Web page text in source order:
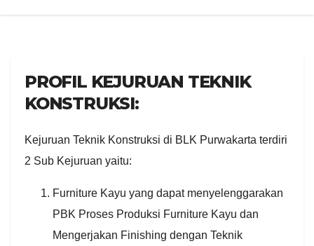
PROFIL KEJURUAN TEKNIK
KONSTRUKSI:
Kejuruan Teknik Konstruksi di BLK Purwakarta terdiri
2 Sub Kejuruan yaitu:
Furniture Kayu yang dapat menyelenggarakan
PBK Proses Produksi Furniture Kayu dan
Mengerjakan Finishing dengan Teknik